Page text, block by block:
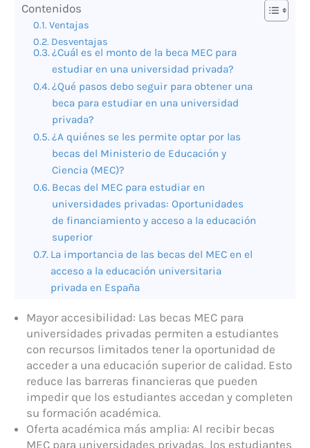
Contenidos
Ventajas
Desventajas
¿Cuál es el monto de la beca MEC para
estudiar en una universidad privada?
¿Qué pasos debo seguir para obtener una
beca para estudiar en una universidad
privada?
¿A quiénes se les permite optar por las
becas del Ministerio de Educación y
Ciencia (MEC)?
Becas del MEC para estudiar en
universidades privadas: Oportunidades
de financiamiento y acceso a la educación
superior
La importancia de las becas del MEC en el
acceso a la educación universitaria
privada en España
Mayor accesibilidad: Las becas MEC para
universidades privadas permiten a estudiantes
con recursos limitados tener la oportunidad de
acceder a una educación superior de calidad. Esto
reduce las barreras financieras que pueden
impedir que los estudiantes accedan y completen
su formación académica.
Oferta académica más amplia: Al recibir becas
MEC para universidades privadas, los estudiantes